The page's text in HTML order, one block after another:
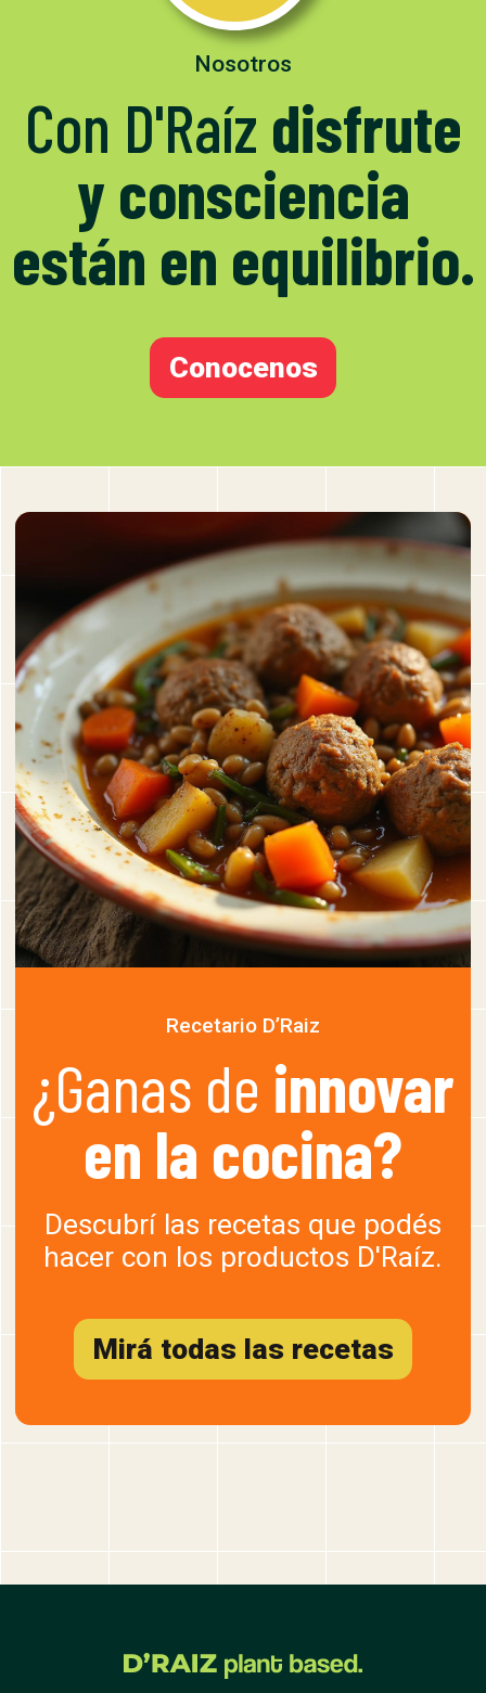
Nosotros
Con D'Raíz disfrute
y consciencia
están en equilibrio.
Conocenos
Recetario D’Raiz
¿Ganas de innovar
en la cocina?
Descubrí las recetas que podés
hacer con los productos D'Raíz.
Mirá todas las recetas